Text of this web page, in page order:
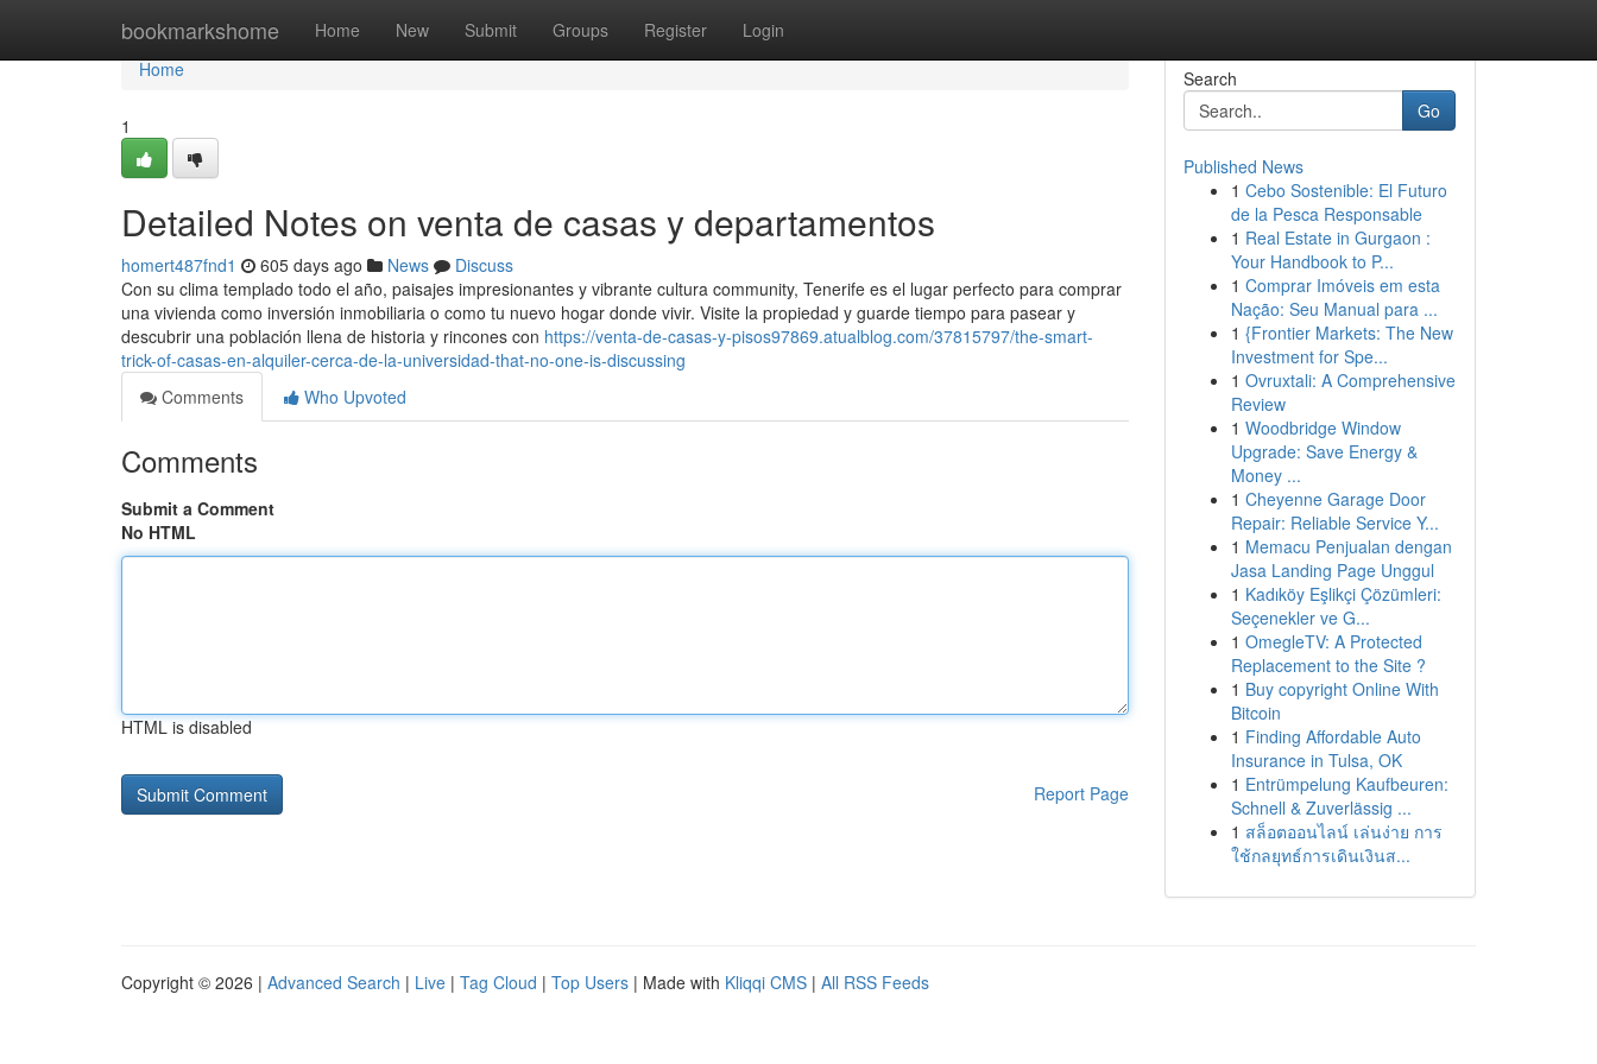
bookmarkshome Home New Submit Groups Register Login
Home
Home
1
Detailed Notes on venta de casas y departamentos
homert487fnd1 605 days ago News
Discuss
Con su clima templado todo el año, paisajes impresionantes y vibrante cultura community, Tenerife es el lugar perfecto para comprar
una vivienda como inversión inmobiliaria o como tu nuevo hogar donde vivir. Visite la propiedad y guarde tiempo para pasear y
descubrir una población llena de historia y rincones con https://venta-de-casas-y-pisos97869.atualblog.com/37815797/the-smart-
trick-of-casas-en-alquiler-cerca-de-la-universidad-that-no-one-is-discussing
Comments
Who Upvoted
Comments
Submit a Comment
No HTML
HTML is disabled
Report Page
Search
Go
Published News
1 Cebo Sostenible: El Futuro
de la Pesca Responsable
1 Real Estate in Gurgaon :
Your Handbook to P...
1 Comprar Imóveis em esta
Nação: Seu Manual para ...
1 {Frontier Markets: The New
Investment for Spe...
1 Ovruxtali: A Comprehensive
Review
1 Woodbridge Window
Upgrade: Save Energy &
Money ...
1 Cheyenne Garage Door
Repair: Reliable Service Y...
1 Memacu Penjualan dengan
Jasa Landing Page Unggul
1 Kadıköy Eşlikçi Çözümleri:
Seçenekler ve G...
1 OmegleTV: A Protected
Replacement to the Site ?
1 Buy copyright Online With
Bitcoin
1 Finding Affordable Auto
Insurance in Tulsa, OK
1 Entrümpelung Kaufbeuren:
Schnell & Zuverlässig ...
1 สล็อตออนไลน์ เล่นง่าย การ
ใช้กลยุทธ์การเดินเงินส...
Copyright © 2026 | Advanced Search | Live | Tag Cloud | Top Users | Made with Kliqqi CMS | All RSS Feeds